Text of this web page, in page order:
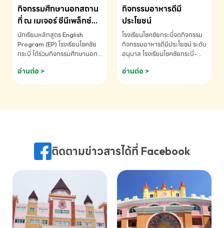
Competition K2 - ถ้วยรางวัล
รองชนะเลิศอันดับที่ 2 Mental
K2(Grop) โรงเรียนโชคชัยกระบี่-
สอบถามข้อมูลเพิ่มเติม โทร.
075-691910
กิจกรรมศึกษานอกสถาน
ที่ ณ เมเจอร์ ซีนีเพล็กซ์
ระดับประถมศึกษา (EP.1-
6)
นักเรียนหลักสูตร English
Program (EP) โรงเรียนโชคชัย
กระบี่ ได้ร่วมกิจกรรมศึกษานอก
ชมภาพยนตร์ Toy Story 5
(Soundtrack)เพื่อเสริมทักษะ
ภาษา ผ่านประสบการณ์การเรียนรู้
075-691910
อ่านต่อ >
กิจกรรมอาหารดีมี
ประโยชน์
โรงเรียนโชคชัยกระบี่จดกิจกรรม
กิจกรรมอาหารดีมีประโยชน์ ระดับ
อนุบาล โรงเรียนโชคชัยกระบี่-
075-691910
อ่านต่อ >
ติดตามข่าวสารได้ที่ Facebook